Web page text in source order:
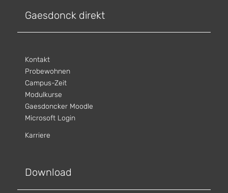
Gaesdonck direkt
Kontakt
Probewohnen
Campus-Zeit
Modulkurse
Gaesdoncker Moodle
Microsoft Login
Karriere
Download